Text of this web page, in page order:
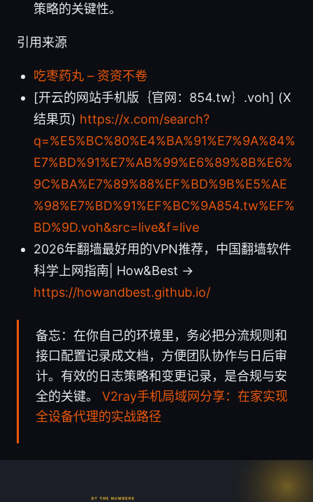
策略的关键性。
引用来源
吃枣药丸 – 资资不卷
[开云的网站手机版｛官网：854.tw｝.voh] (X
结果页) https://x.com/search?
q=%E5%BC%80%E4%BA%91%E7%9A%84%
E7%BD%91%E7%AB%99%E6%89%8B%E6%
9C%BA%E7%89%88%EF%BD%9B%E5%AE
%98%E7%BD%91%EF%BC%9A854.tw%EF%
BD%9D.voh&src=live&f=live
2026年翻墙最好用的VPN推荐，中国翻墙软件
科学上网指南| How&Best →
https://howandbest.github.io/
备忘：在你自己的环境里，务必把分流规则和
接口配置记录成文档，方便团队协作与日后审
计。有效的日志策略和变更记录，是合规与安
全的关键。 V2ray手机局域网分享：在家实现
全设备代理的实战路径